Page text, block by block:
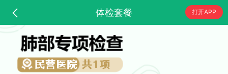
体检套餐 打开APP